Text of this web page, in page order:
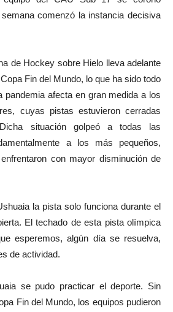
comenzó la instancia decisiva
de Hockey sobre Hielo lleva adelante
Fin del Mundo, lo que ha sido todo
pandemia afecta en gran medida a los
cuyas pistas estuvieron cerradas
situación golpeó a todas las
a los más pequeños,
con mayor disminución de
la pista solo funciona durante el
El techado de esta pista olímpica
esperemos, algún día se resuelva,
de actividad.
se pudo practicar el deporte. Sin
Fin del Mundo, los equipos pudieron